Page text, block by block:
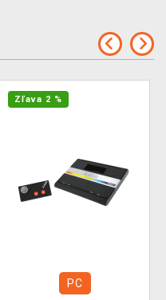
Zľava 2 %
PC